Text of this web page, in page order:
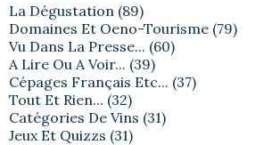
La Dégustation (89)
Domaines Et Oeno-Tourisme (79)
Vu Dans La Presse... (60)
A Lire Ou A Voir... (39)
Cépages Français Etc... (37)
Tout Et Rien... (32)
Catégories De Vins (31)
Jeux Et Quizzs (31)